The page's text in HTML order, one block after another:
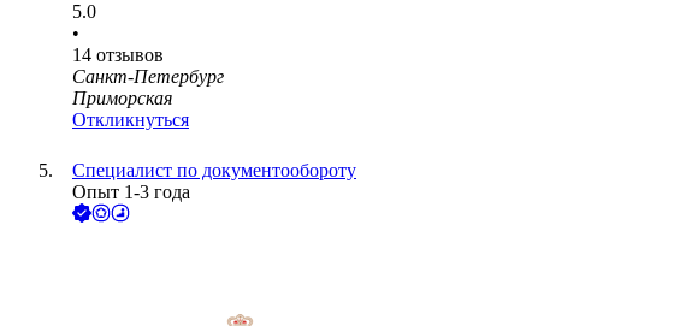
5.0
•
14 отзывов
Санкт-Петербург
Приморская
Откликнуться
Специалист по документообороту
Опыт 1-3 года